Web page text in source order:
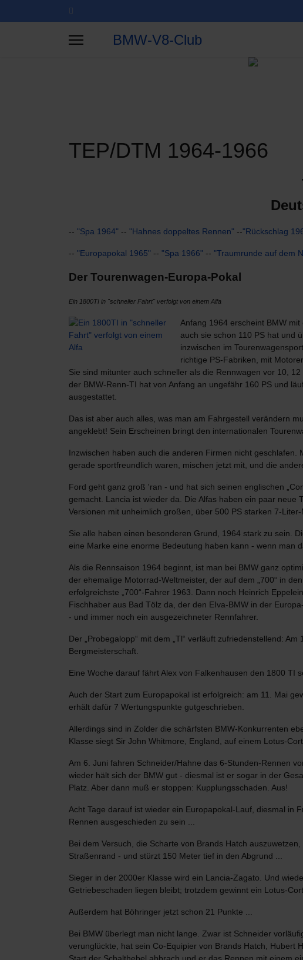
BMW-V8-Club
TEP/DTM 1964-1966
-- "Spa 1964" -- "Hahnes doppeltes Rennen" --"Rückschlag
-- "Europapokal 1965" -- "Spa 1966" -- "Traumrunde auf dem
Der Tourenwagen-Europa-Pokal
Ein 1800TI in "schneller Fahrt" verfolgt von einem Alfa
Anfang 1964 erscheint BMW
auch sie schon 110 PS hat und
inzwischen im
richtige PS-Fabriken, mit
Sie sind mitunter auch schneller als die Rennwagen vor 10,
der BMW-Renn-TI hat von Anfang an ungefähr 160 PS und
ausgestattet.
Das ist aber auch alles, was man am Fahrgestell verändern
angeklebt! Sein Erscheinen bringt den internationalen
Inzwischen haben auch die anderen Firmen nicht
gerade sportfreundlich waren, mischen jetzt mit, und die
Ford geht ganz groß 'ran - und hat sich seinen englischen
gemacht. Lancia ist wieder da. Die Alfas haben ein paar
Versionen mit unheimlich großen, über 500 PS starken 7-Liter-
Sie alle haben einen besonderen Grund, 1964 stark zu sein.
eine Marke eine enorme Bedeutung haben kann - wenn man
Als die Rennsaison 1964 beginnt, ist man bei BMW ganz
der ehemalige Motorrad-Weltmeister, der auf dem „700“ in
erfolgreichste „700“-Fahrer 1963. Dann noch Heinrich
Fischhaber aus Bad Tölz da, der den EIva-BMW in der
- und immer noch ein ausgezeichneter Rennfahrer.
Der „Probegalopp“ mit dem „Tl“ verläuft zufriedenstellend:
Bergmeisterschaft.
Eine Woche darauf fährt Alex von Falkenhausen den 1800 TI
Auch der Start zum Europapokal ist erfolgreich: am 11. Mai
erhält dafür 7 Wertungspunkte gutgeschrieben.
Allerdings sind in Zolder die schärfsten BMW-Konkurrenten
Klasse siegt Sir John Whitmore, England, auf einem Lotus-
Am 6. Juni fahren Schneider/Hahne das 6-Stunden-Rennen
wieder hält sich der BMW gut - diesmal ist er sogar in der
Platz. Aber dann muß er stoppen: Kupplungsschaden. Aus!
Acht Tage darauf ist wieder ein Europapokal-Lauf, diesmal in
Rennen ausgeschieden zu sein ...
Bei dem Versuch, die Scharte von Brands Hatch
Straßenrand - und stürzt 150 Meter tief in den Abgrund ...
Sieger in der 2000er Klasse wird ein Lancia-Zagato. Und
Getriebeschaden liegen bleibt; trotzdem gewinnt ein Lotus-
Außerdem hat Böhringer jetzt schon 21 Punkte ...
Bei BMW überlegt man nicht lange. Zwar ist Schneider
verunglückte, hat sein Co-Equipier von Brands Hatch, Hubert